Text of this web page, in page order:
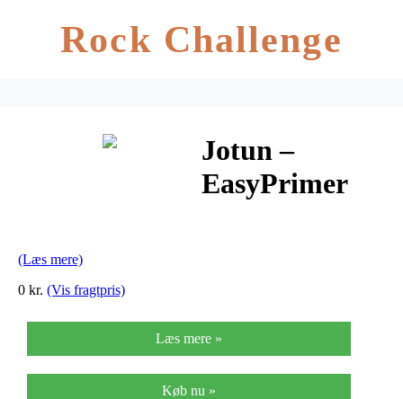
Rock Challenge
Jotun –
EasyPrimer
(Læs mere)
0 kr. (Vis fragtpris)
Læs mere »
Køb nu »